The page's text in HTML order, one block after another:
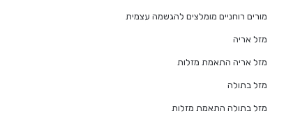
מורים רוחניים מומלצים להגשמה עצמית
מזל אריה
מזל אריה התאמת מזלות
מזל בתולה
מזל בתולה התאמת מזלות